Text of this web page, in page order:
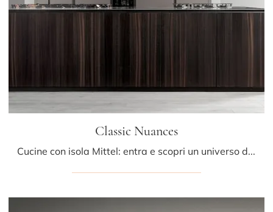
Classic Nuances
Cucine con isola Mittel: entra e scopri un universo di stile e design! La cucina Classic Nuances ti sta aspettando.